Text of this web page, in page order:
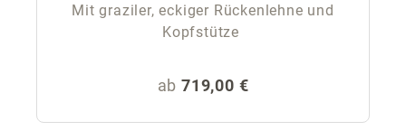
Mit graziler, eckiger Rückenlehne und
Kopfstütze
Regulärer Preis:
ab 719,00 €